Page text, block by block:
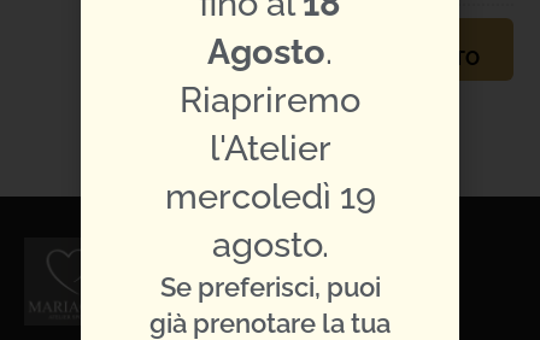
APPUNTAMENTO
TI PIACE L'ABITO?
CONDIVIDILO:
Agosto.
Riapriremo
l'Atelier
mercoledì 19
agosto.
Se preferisci, puoi
già prenotare la tua